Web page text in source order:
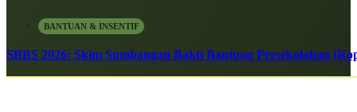
BANTUAN & INSENTIF
SBBS 2026: Skim Sumbangan Bakti Bantuan Persekolahan